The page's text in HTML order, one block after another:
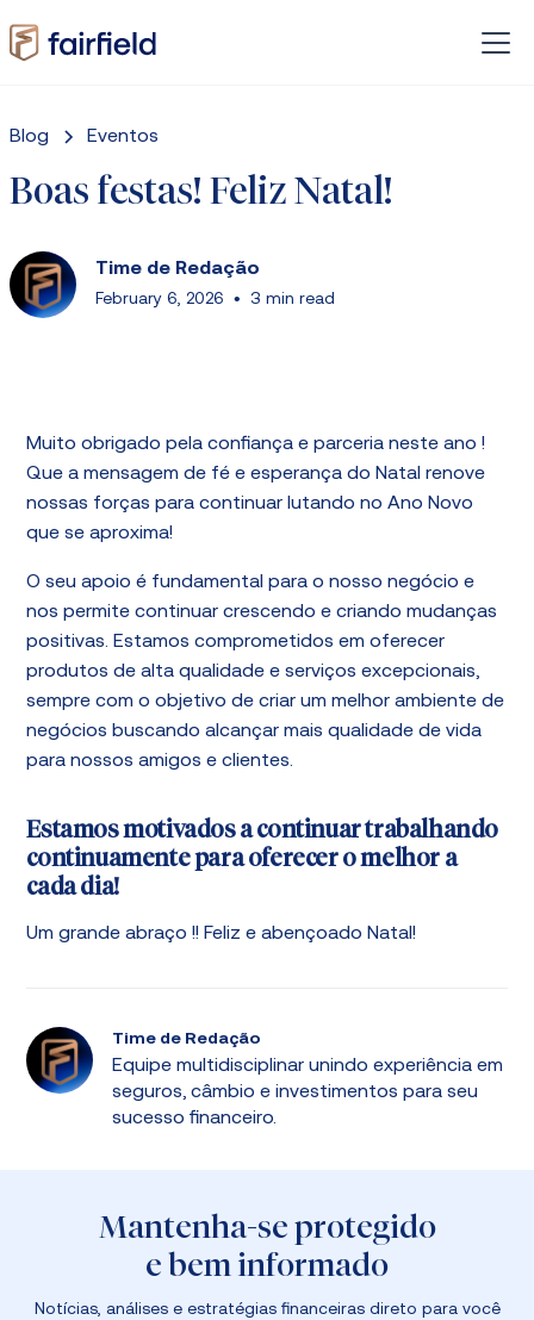
Blog Eventos
Boas festas! Feliz Natal!
Time de Redação
February 6, 2026 • 3 min read
Muito obrigado pela confiança e parceria neste ano !
Que a mensagem de fé e esperança do Natal renove
nossas forças para continuar lutando no Ano Novo
que se aproxima!
O seu apoio é fundamental para o nosso negócio e
nos permite continuar crescendo e criando mudanças
positivas. Estamos comprometidos em oferecer
produtos de alta qualidade e serviços excepcionais,
sempre com o objetivo de criar um melhor ambiente de
negócios buscando alcançar mais qualidade de vida
para nossos amigos e clientes.
Estamos motivados a continuar trabalhando
continuamente para oferecer o melhor a
cada dia!
Um grande abraço !! Feliz e abençoado Natal!
Time de Redação
Equipe multidisciplinar unindo experiência em
seguros, câmbio e investimentos para seu
sucesso financeiro.
Mantenha-se protegido
e bem informado
Notícias, análises e estratégias financeiras direto para você